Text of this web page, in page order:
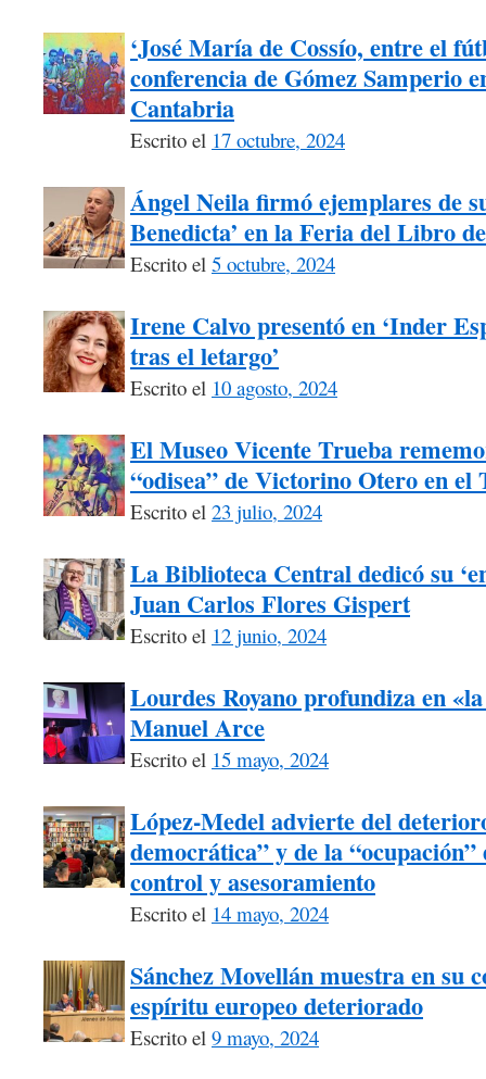
‘José María de Cossío, entre el
conferencia de Gómez Samperio
Cantabria
Escrito el 17 octubre, 2024
Ángel Neila firmó ejemplares de
Benedicta’ en la Feria del Libro
Escrito el 5 octubre, 2024
Irene Calvo presentó en ‘Inder
tras el letargo’
Escrito el 10 agosto, 2024
El Museo Vicente Trueba
“odisea” de Victorino Otero en el
Escrito el 23 julio, 2024
La Biblioteca Central dedicó su
Juan Carlos Flores Gispert
Escrito el 12 junio, 2024
Lourdes Royano profundiza en
Manuel Arce
Escrito el 15 mayo, 2024
López-Medel advierte del
democrática” y de la
control y asesoramiento
Escrito el 14 mayo, 2024
Sánchez Movellán muestra en su
espíritu europeo deteriorado
Escrito el 9 mayo, 2024